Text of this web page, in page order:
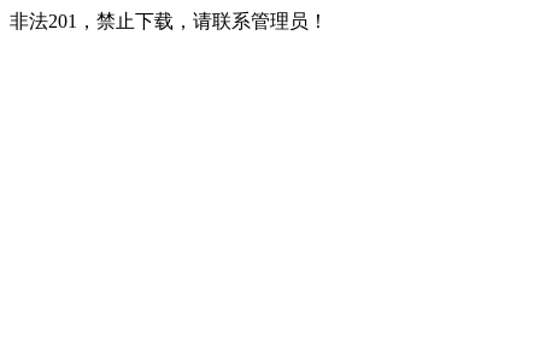
非法201，禁止下载，请联系管理员！